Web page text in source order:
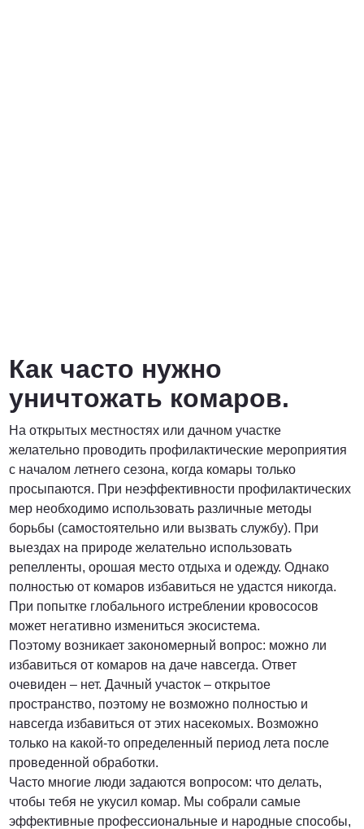
Как часто нужно
уничтожать комаров.
На открытых местностях или дачном участке
желательно проводить профилактические мероприятия
с началом летнего сезона, когда комары только
просыпаются. При неэффективности профилактических
мер необходимо использовать различные методы
борьбы (самостоятельно или вызвать службу). При
выездах на природе желательно использовать
репелленты, орошая место отдыха и одежду. Однако
полностью от комаров избавиться не удастся никогда.
При попытке глобального истреблении кровососов
может негативно измениться экосистема.
Поэтому возникает закономерный вопрос: можно ли
избавиться от комаров на даче навсегда. Ответ
очевиден – нет. Дачный участок – открытое
пространство, поэтому не возможно полностью и
навсегда избавиться от этих насекомых. Возможно
только на какой-то определенный период лета после
проведенной обработки.
Часто многие люди задаются вопросом: что делать,
чтобы тебя не укусил комар. Мы собрали самые
эффективные профессиональные и народные способы,